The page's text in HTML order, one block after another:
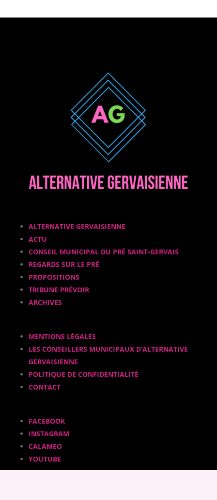
ALTERNATIVE GERVAISIENNE
ACTU
CONSEIL MUNICIPAL DU PRÉ SAINT-GERVAIS
REGARDS SUR LE PRÉ
PROPOSITIONS
TRIBUNE PRÉVOIR
ARCHIVES
MENTIONS LÉGALES
LES CONSEILLERS MUNICIPAUX D’ALTERNATIVE
GERVAISIENNE
POLITIQUE DE CONFIDENTIALITÉ
CONTACT
FACEBOOK
INSTAGRAM
CALAMEO
YOUTUBE